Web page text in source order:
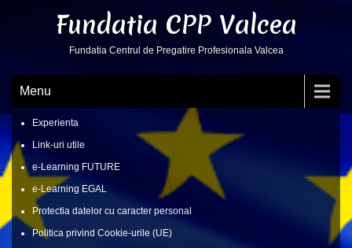
Fundatia CPP Valcea
Fundatia Centrul de Pregatire Profesionala Valcea
Menu
Experienta
Link-uri utile
e-Learning FUTURE
e-Learning EGAL
Protectia datelor cu caracter personal
Politica privind Cookie-urile (UE)